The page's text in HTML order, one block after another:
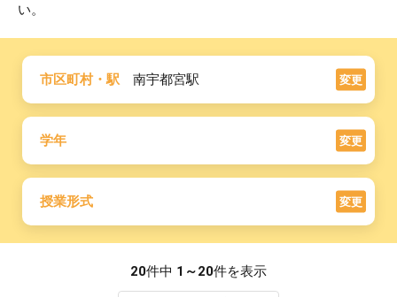
い。
市区町村・駅 南宇都宮駅 変更
学年 変更
授業形式 変更
20件中 1～20件を表示